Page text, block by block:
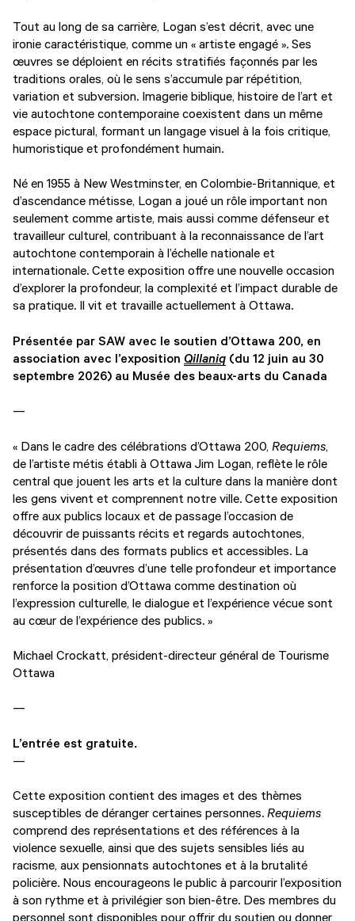
Tout au long de sa carrière, Logan s’est décrit, avec une
ironie caractéristique, comme un « artiste engagé ». Ses
œuvres se déploient en récits stratifiés façonnés par les
traditions orales, où le sens s’accumule par répétition,
variation et subversion. Imagerie biblique, histoire de l’art et
vie autochtone contemporaine coexistent dans un même
espace pictural, formant un langage visuel à la fois critique,
humoristique et profondément humain.
Né en 1955 à New Westminster, en Colombie-Britannique, et
d’ascendance métisse, Logan a joué un rôle important non
seulement comme artiste, mais aussi comme défenseur et
travailleur culturel, contribuant à la reconnaissance de l’art
autochtone contemporain à l’échelle nationale et
internationale. Cette exposition offre une nouvelle occasion
d’explorer la profondeur, la complexité et l’impact durable de
sa pratique. Il vit et travaille actuellement à Ottawa.
Présentée par SAW avec le soutien d’Ottawa 200, en
association avec l’exposition Qillaniq (du 12 juin au 30
septembre 2026) au Musée des beaux-arts du Canada
—
« Dans le cadre des célébrations d’Ottawa 200, Requiems,
de l’artiste métis établi à Ottawa Jim Logan, reflète le rôle
central que jouent les arts et la culture dans la manière dont
les gens vivent et comprennent notre ville. Cette exposition
offre aux publics locaux et de passage l’occasion de
découvrir de puissants récits et regards autochtones,
présentés dans des formats publics et accessibles. La
présentation d’œuvres d’une telle profondeur et importance
renforce la position d’Ottawa comme destination où
l’expression culturelle, le dialogue et l’expérience vécue sont
au cœur de l’expérience des publics. »
Michael Crockatt, président-directeur général de Tourisme
Ottawa
—
L’entrée est gratuite.
—
Cette exposition contient des images et des thèmes
susceptibles de déranger certaines personnes. Requiems
comprend des représentations et des références à la
violence sexuelle, ainsi que des sujets sensibles liés au
racisme, aux pensionnats autochtones et à la brutalité
policière. Nous encourageons le public à parcourir l’exposition
à son rythme et à privilégier son bien-être. Des membres du
personnel sont disponibles pour offrir du soutien ou donner